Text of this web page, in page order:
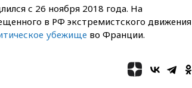
вчера, 21:35 После пожара на
складе в Брянске возбудили
уголовное дело
официальный отказ в визах от
с 26 ноября 2018 года. На
в РФ экстремистского движения
убежище во Франции.